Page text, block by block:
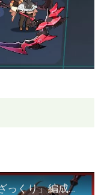
【ラスオリ】ソウルワーカー「ざっくり」編成紹介！！【リリー/イリス/ハル/ステラ/シデン】